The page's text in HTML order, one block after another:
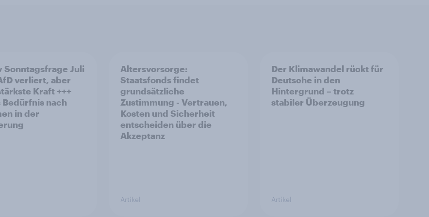
Sonntagsfrage Juli
verliert, aber
Kraft +++
Bedürfnis nach
in der
Altersvorsorge:
Staatsfonds findet
grundsätzliche
Zustimmung - Vertrauen,
Kosten und Sicherheit
entscheiden über die
Akzeptanz
Artikel
Der Klimawandel rückt für
Deutsche in den
Hintergrund – trotz
stabiler Überzeugung
Artikel